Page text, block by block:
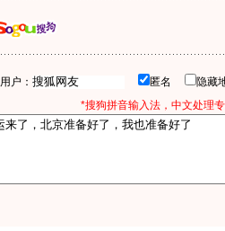
用户： 匿名 隐藏
*搜狗拼音输入法，中文处理